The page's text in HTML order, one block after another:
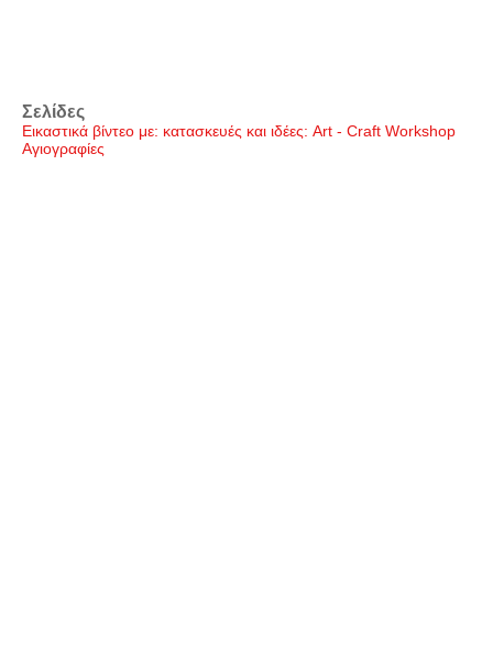
Σελίδες
Εικαστικά βίντεο με: κατασκευές και ιδέες: Art - Craft Workshop
Αγιογραφίες